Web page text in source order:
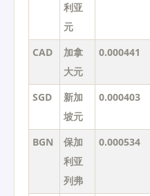
利亚
元
CAD
加拿
大元
0.000441
SGD
新加
坡元
0.000403
BGN
保加
利亚
列弗
0.000534